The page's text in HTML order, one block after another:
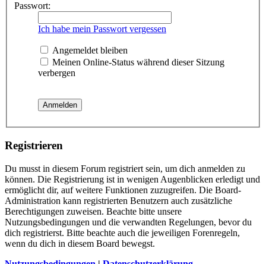
Passwort:
Ich habe mein Passwort vergessen
Angemeldet bleiben
Meinen Online-Status während dieser Sitzung
verbergen
Registrieren
Du musst in diesem Forum registriert sein, um dich anmelden zu
können. Die Registrierung ist in wenigen Augenblicken erledigt und
ermöglicht dir, auf weitere Funktionen zuzugreifen. Die Board-
Administration kann registrierten Benutzern auch zusätzliche
Berechtigungen zuweisen. Beachte bitte unsere
Nutzungsbedingungen und die verwandten Regelungen, bevor du
dich registrierst. Bitte beachte auch die jeweiligen Forenregeln,
wenn du dich in diesem Board bewegst.